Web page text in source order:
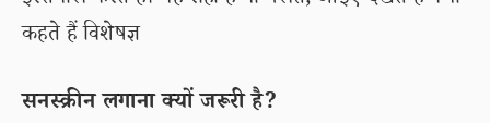
कहते हैं विशेषज्ञ
सनस्क्रीन लगाना क्यों जरूरी है?